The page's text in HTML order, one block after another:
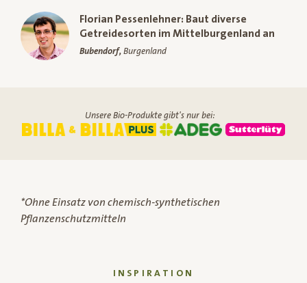
Florian Pessenlehner: Baut diverse
Getreidesorten im Mittelburgenland an
Bubendorf, Burgenland
Unsere Bio-Produkte gibt's nur bei:
*Ohne Einsatz von chemisch-synthetischen
Pflanzenschutzmitteln
INSPIRATION